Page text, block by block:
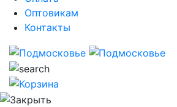
Оптовикам
Контакты